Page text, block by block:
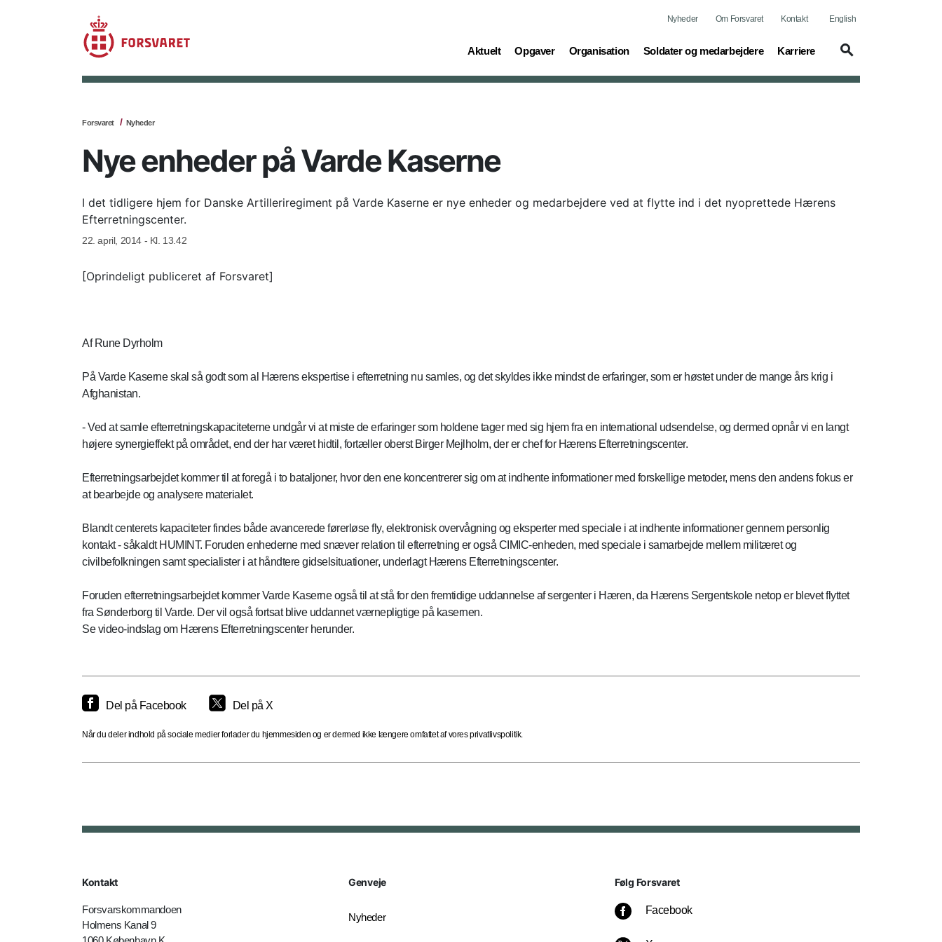
Nyheder Om Forsvaret Kontakt English
Aktuelt
(current) Opgaver
(current) Organisation
(current) Soldater og medarbejdere
(current) Karriere
(current)
Forsvaret Nyheder
Nye enheder på Varde Kaserne
I det tidligere hjem for Danske Artilleriregiment på Varde Kaserne er nye enheder og medarbejdere ved at flytte ind i det nyoprettede Hærens
Efterretningscenter.
22. april, 2014 - Kl. 13.42
[Oprindeligt publiceret af Forsvaret]
Af Rune Dyrholm
På Varde Kaserne skal så godt som al Hærens ekspertise i efterretning nu samles, og det skyldes ikke mindst de erfaringer, som er høstet under de mange års krig i
Afghanistan.
- Ved at samle efterretningskapaciteterne undgår vi at miste de erfaringer som holdene tager med sig hjem fra en international udsendelse, og dermed opnår vi en langt
højere synergieffekt på området, end der har været hidtil, fortæller oberst Birger Mejlholm, der er chef for Hærens Efterretningscenter.
Efterretningsarbejdet kommer til at foregå i to bataljoner, hvor den ene koncentrerer sig om at indhente informationer med forskellige metoder, mens den andens fokus er
at bearbejde og analysere materialet.
Blandt centerets kapaciteter findes både avancerede førerløse fly, elektronisk overvågning og eksperter med speciale i at indhente informationer gennem personlig
kontakt - såkaldt HUMINT. Foruden enhederne med snæver relation til efterretning er også CIMIC-enheden, med speciale i samarbejde mellem militæret og
civilbefolkningen samt specialister i at håndtere gidselsituationer, underlagt Hærens Efterretningscenter.
Foruden efterretningsarbejdet kommer Varde Kaserne også til at stå for den fremtidige uddannelse af sergenter i Hæren, da Hærens Sergentskole netop er blevet flyttet
fra Sønderborg til Varde. Der vil også fortsat blive uddannet værnepligtige på kasernen.
Se video-indslag om Hærens Efterretningscenter herunder.
Del på Facebook Del på X
Når du deler indhold på sociale medier forlader du hjemmesiden og er dermed ikke længere omfattet af vores privatlivspolitik.
Kontakt
Forsvarskommandoen
Holmens Kanal 9
Genveje
Nyheder
Følg Forsvaret
Facebook